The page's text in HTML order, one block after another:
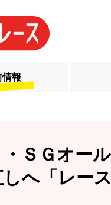
情報
・ＳＧオー
へ「レー